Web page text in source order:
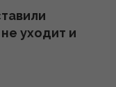
улетучился,
эксперт
уходит и